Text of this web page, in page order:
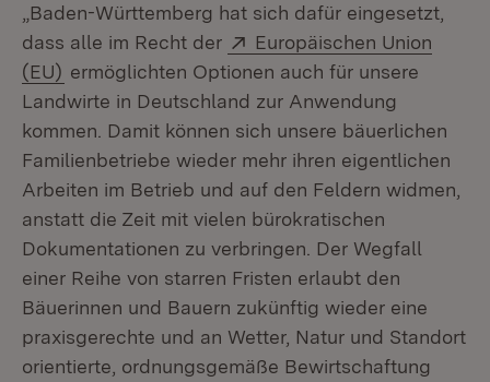
„Baden-Württemberg hat sich dafür eingesetzt,
dass alle im Recht der
Extern:
Europäischen Union
(EU) (Öffnet in neuem Fenster)
ermöglichten Optionen auch für unsere
Landwirte in Deutschland zur Anwendung
kommen. Damit können sich unsere bäuerlichen
Familienbetriebe wieder mehr ihren eigentlichen
Arbeiten im Betrieb und auf den Feldern widmen,
anstatt die Zeit mit vielen bürokratischen
Dokumentationen zu verbringen. Der Wegfall
einer Reihe von starren Fristen erlaubt den
Bäuerinnen und Bauern zukünftig wieder eine
praxisgerechte und an Wetter, Natur und Standort
orientierte, ordnungsgemäße Bewirtschaftung